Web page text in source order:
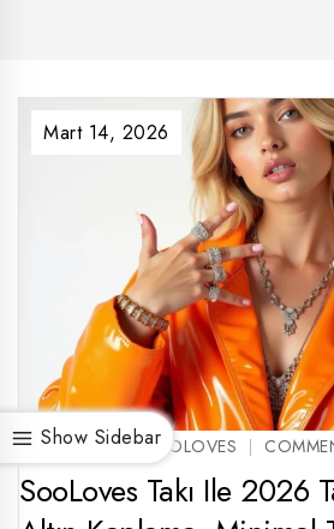
Show Sidebar
BY SOOLOVES SOOLOVES
Mart 14, 2026
SooLoves Takı Ile 2026